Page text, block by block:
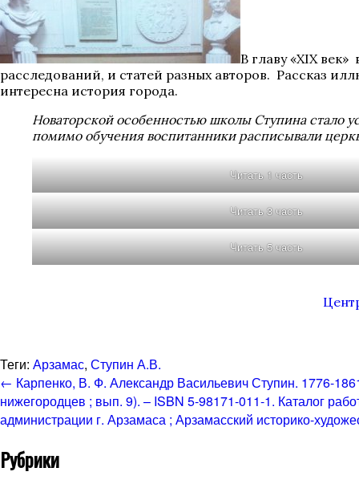
В главу «XIX
расследований, и статей разных авторов. Рассказ
интересна история города.
Новаторской особенностью школы Ступина стало
помимо обучения воспитанники расписывали
Читать 1 часть
Читать 3 часть
Читать 5 часть
Теги: Арзамас, Ступин А.В.
← Карпенко, В. Ф. Александр Васильевич Ступин. 1776-
нижегородцев ; вып. 9). – ISBN 5-98171-011-1. Каталог
администрации г. Арзамаса ; Арзамасский историко-
Рубрики